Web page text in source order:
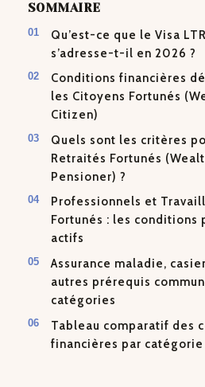
SOMMAIRE
Qu’est-ce que le Visa
s’adresse-t-il en 2026 ?
Conditions financières
les Citoyens Fortunés
Citizen)
Quels sont les critères
Retraités Fortunés
Pensioner) ?
Professionnels et
Fortunés : les conditions
actifs
Assurance maladie,
autres prérequis
catégories
Tableau comparatif des
financières par catégorie